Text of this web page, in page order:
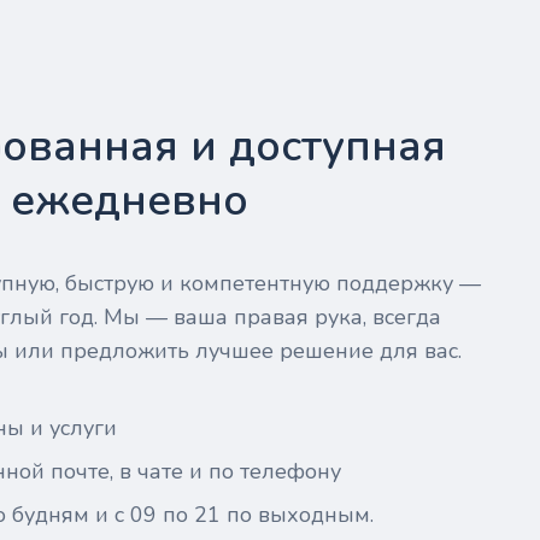
и доступная
быструю и компетентную поддержку —
год. Мы — ваша правая рука, всегда
или предложить лучшее решение для вас.
и услуги
почте, в чате и по телефону
будням и с 09 по 21 по выходным.